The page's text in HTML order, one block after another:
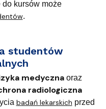
kursów może
.
studentów
medycznaoraz
radiologiczna
badań lekarskich przed